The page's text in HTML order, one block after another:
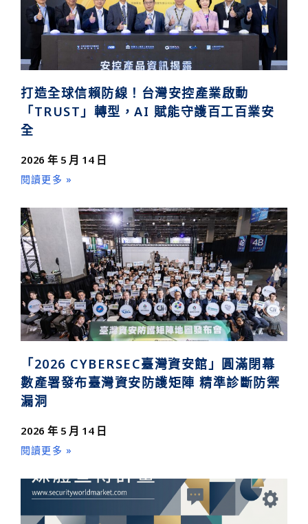
打造全球信賴防線！台灣安控產業啟動
「TRUST」轉型，AI 賦能守護百工百業安
全
2026 年 5 月 14 日
閱讀更多 »
「2026 CYBERSEC臺灣資安館」圓滿閉幕
數產署發布臺灣資安防護矩陣 精準診斷防禦
漏洞
2026 年 5 月 14 日
閱讀更多 »